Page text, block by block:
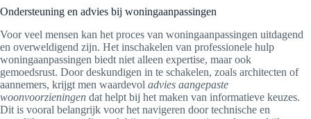
Ondersteuning en advies bij woningaanpassingen
Voor veel mensen kan het proces van woningaanpassingen uitdagend
en overweldigend zijn. Het inschakelen van professionele hulp
woningaanpassingen biedt niet alleen expertise, maar ook
gemoedsrust. Door deskundigen in te schakelen, zoals architecten of
aannemers, krijgt men waardevol advies aangepaste
woonvoorzieningen dat helpt bij het maken van informatieve keuzes.
Dit is vooral belangrijk voor het navigeren door technische en